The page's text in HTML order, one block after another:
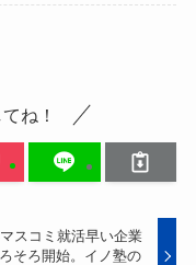
ね！
スコミ就活早い企業
そろ開始。イノ塾の